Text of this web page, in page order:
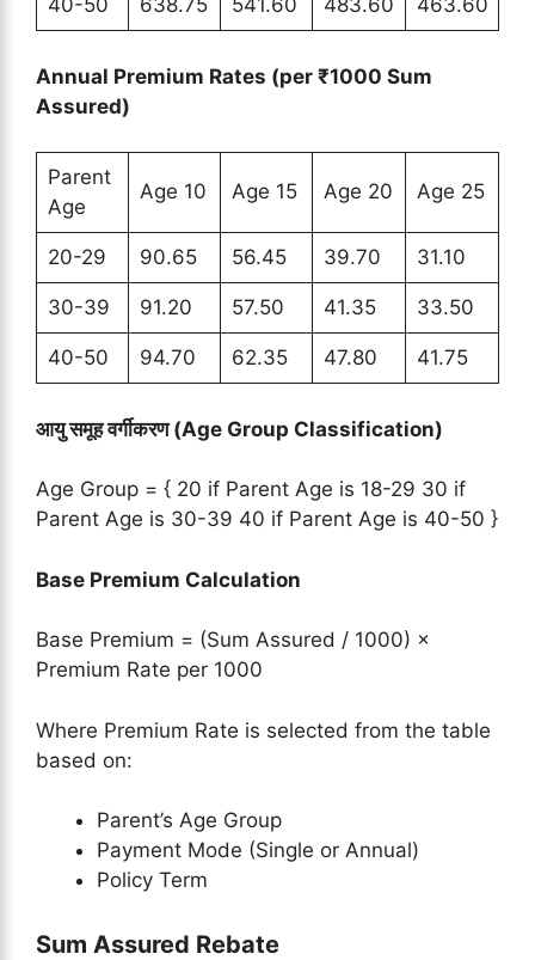
40-50 638.75 541.60 483.60 463.60
Annual Premium Rates (per ₹1000 Sum
Assured)
Parent
Age
Age 10 Age 15 Age 20 Age 25
20-29 90.65 56.45 39.70 31.10
30-39 91.20 57.50 41.35 33.50
40-50 94.70 62.35 47.80 41.75
आयु समूह वर्गीकरण (Age Group Classification)
Age Group = { 20 if Parent Age is 18-29 30 if
Parent Age is 30-39 40 if Parent Age is 40-50 }
Base Premium Calculation
Base Premium = (Sum Assured / 1000) ×
Premium Rate per 1000
Where Premium Rate is selected from the table
based on:
Parent’s Age Group
Payment Mode (Single or Annual)
Policy Term
Sum Assured Rebate